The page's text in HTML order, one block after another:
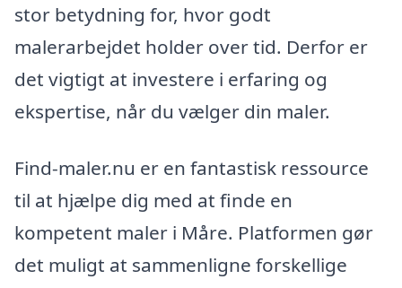
stor betydning for, hvor godt
malerarbejdet holder over tid. Derfor er
det vigtigt at investere i erfaring og
ekspertise, når du vælger din maler.
Find-maler.nu er en fantastisk ressource
til at hjælpe dig med at finde en
kompetent maler i Måre. Platformen gør
det muligt at sammenligne forskellige